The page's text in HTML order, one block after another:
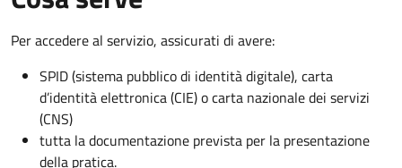
Per accedere al servizio, assicurati di avere:
SPID (sistema pubblico di identità digitale), carta
d’identità elettronica (CIE) o carta nazionale dei servizi
(CNS)
tutta la documentazione prevista per la presentazione
della pratica.